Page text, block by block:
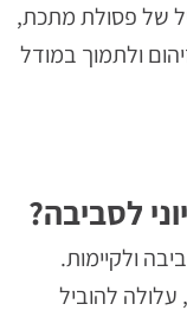
של פסולת מתכת,
ולתמוך במודל
לסביבה?
ולקיימות.
להוביל